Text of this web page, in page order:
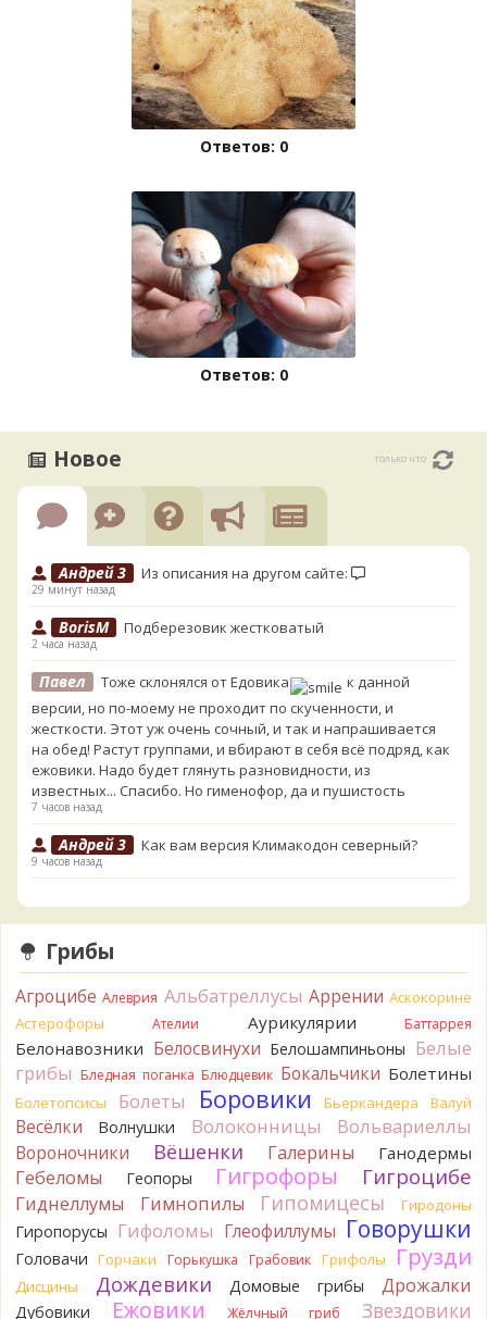
Ответов: 0
Ответов: 0
Новое только что
Андрей 3 Из описания на другом сайте:
29 минут назад
BorisM Подберезовик жестковатый
2 часа назад
Павел Тоже склонялся от Едовика
к данной
версии, но по-моему не проходит по скученности, и
жесткости. Этот уж очень сочный, и так и напрашивается
на обед! Растут группами, и вбирают в себя всё подряд, как
ежовики. Надо будет глянуть разновидности, из
известных... Спасибо. Но гименофор, да и пушистость
7 часов назад
Андрей 3 Как вам версия Климакодон северный?
9 часов назад
Verona
информативные фото. То, что есть сейчас, вызывает
вопросы.
10 часов назад
Павел
Может и постия, только совсем не горькая, и с
берёзы, и гименофор шипчатый; или что-то родственное.
По мере напитывания соком приобретает аромат
пикантного (по типу чесночного) мяса под маринадом!
Думаю, заморозить или засушить, до выяснения деталей...
Спасибо за вариант
11 часов назад
Oparush
11 часов назад
Verona
Возможно Постия, хотя сильная пушистость
удивляет:
.
11 часов назад
Грибы
Агроцибе Алеврия Альбатреллусы Аррении Аскокорине
Астерофоры
Ателии Аурикулярии Баттаррея
Белонавозники Белосвинухи Белошампиньоны Белые
грибы Бледная поганка Блюдцевик Бокальчики Болетины
Болетопсисы Болеты Боровики Бьеркандера Валуй
Весёлки Волнушки Волоконницы Вольвариеллы
Вороночники Вёшенки Галерины Ганодермы
Гебеломы Геопоры Гигрофоры Гигроцибе
Гиднеллумы Гимнопилы Гипомицесы Гиродоны
Гиропорусы Гифоломы Глеофиллумы Говорушки
Головачи Горчаки Горькушка Грабовик Грифолы Грузди
Дисцины Дождевики Домовые грибы Дрожалки
Дубовики Ежовики Жёлчный гриб Звездовики